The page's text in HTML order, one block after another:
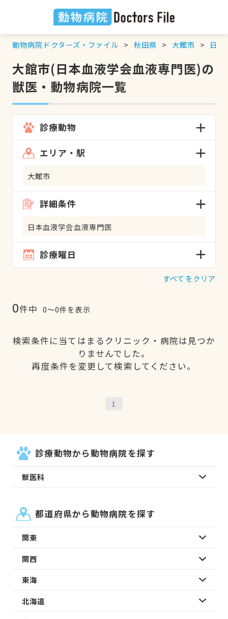
動物病院ドクターズ・ファイル 秋田県 大館市 日本
大館市(日本血液学会血液専門医)の
獣医・動物病院一覧
診療動物
エリア・駅
大館市
詳細条件
日本血液学会血液専門医
診療曜日
すべてをクリア
0件中 0〜0件を表示
検索条件に当てはまるクリニック・病院は見つか
りませんでした。
再度条件を変更して検索してください。
1
診療動物から動物病院を探す
獣医科
都道府県から動物病院を探す
関東
関西
東海
北海道